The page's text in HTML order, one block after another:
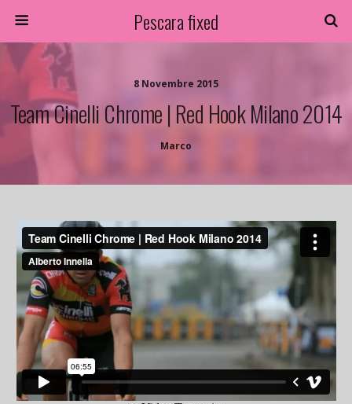
Pescara fixed
8 Novembre 2015
Team Cinelli Chrome | Red Hook Milano 2014
Marco